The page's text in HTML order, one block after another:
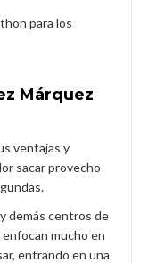
para los
Márquez
ventajas y
sacar provecho
demás centros de
mucho en
entrando en una